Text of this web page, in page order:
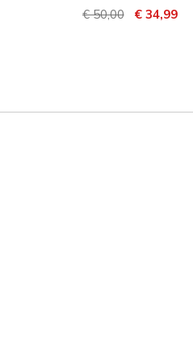
Prijs verlaagd van
€ 50,00naar
€ 34,99